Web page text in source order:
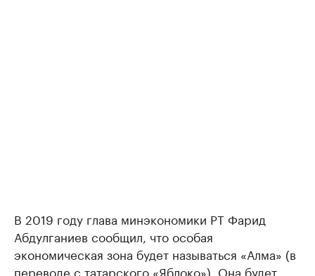
В 2019 году глава минэкономики РТ Фарид
Абдулганиев сообщил, что особая
экономическая зона будет называться «Алма» (в
переводе с татарского «Яблоко»). Она будет